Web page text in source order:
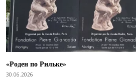
«Роден по Рильке»
30.06.2026